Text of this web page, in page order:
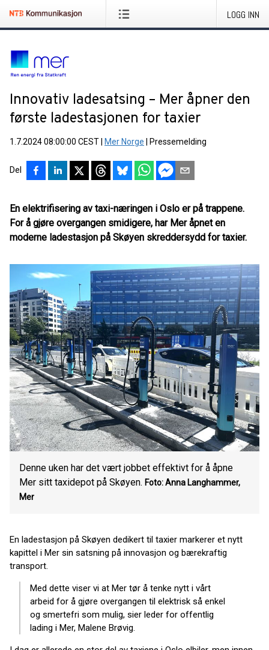
LOGG INN
Innovativ ladesatsing – Mer åpner den
første ladestasjonen for taxier
1.7.2024 08:00:00 CEST Mer Norge Pressemelding
Del
En elektrifisering av taxi-næringen i Oslo er på trappene.
For å gjøre overgangen smidigere, har Mer åpnet en
moderne ladestasjon på Skøyen skreddersydd for taxier.
Denne uken har det vært jobbet effektivt for å åpne
Mer sitt taxidepot på Skøyen. Foto: Anna Langhammer,
Mer
En ladestasjon på Skøyen dedikert til taxier markerer et nytt
kapittel i Mer sin satsning på innovasjon og bærekraftig
transport.
Med dette viser vi at Mer tør å tenke nytt i vårt
arbeid for å gjøre overgangen til elektrisk så enkel
og smertefri som mulig, sier leder for offentlig
lading i Mer, Malene Brøvig.